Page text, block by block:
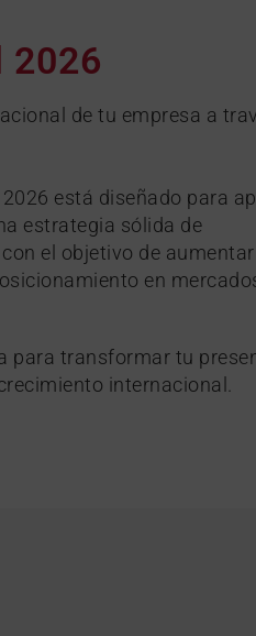
2026
de tu empresa a
está diseñado para
estrategia sólida de
el objetivo de
en
para transformar tu
internacional.